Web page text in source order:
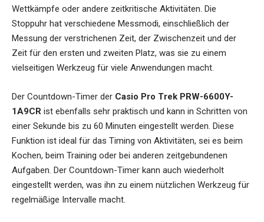
Wettkämpfe oder andere zeitkritische Aktivitäten. Die
Stoppuhr hat verschiedene Messmodi, einschließlich der
Messung der verstrichenen Zeit, der Zwischenzeit und der
Zeit für den ersten und zweiten Platz, was sie zu einem
vielseitigen Werkzeug für viele Anwendungen macht.
Der Countdown-Timer der Casio Pro Trek PRW-6600Y-
1A9CR ist ebenfalls sehr praktisch und kann in Schritten von
einer Sekunde bis zu 60 Minuten eingestellt werden. Diese
Funktion ist ideal für das Timing von Aktivitäten, sei es beim
Kochen, beim Training oder bei anderen zeitgebundenen
Aufgaben. Der Countdown-Timer kann auch wiederholt
eingestellt werden, was ihn zu einem nützlichen Werkzeug für
regelmäßige Intervalle macht.